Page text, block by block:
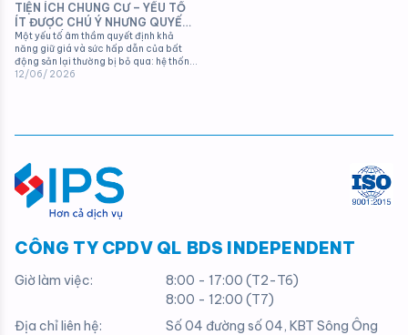
TIỆN ÍCH CHUNG CƯ – YẾU TỐ
ÍT ĐƯỢC CHÚ Ý NHƯNG QUYẾT
ĐỊNH GIÁ TRỊ CĂN HỘ TRONG
DÀI HẠN
Một yếu tố âm thầm quyết định khả
năng giữ giá và sức hấp dẫn của bất
động sản lại thường bị bỏ qua: hệ thống
tiện ích và chất lượng vận hành của dự
12/06/ 2026
CÔNG TY CPDV QL BDS INDEPENDENT
Giờ làm việc:
8:00 - 17:00 (T2-T6)
8:00 - 12:00 (T7)
Địa chỉ liên hệ:
Số 04 đường số 04, KBT Sông Ông